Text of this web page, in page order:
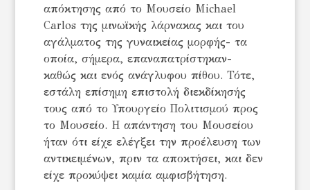
απόκτησης από το Μουσείο Michael
Carlos της μινωϊκής λάρνακας και του
αγάλματος της γυναικείας μορφής- τα
οποία, σήμερα, επαναπατρίστηκαν-
καθώς και ενός ανάγλυφου πίθου. Τότε,
εστάλη επίσημη επιστολή διεκδίκησής
τους από το Υπουργείο Πολιτισμού προς
το Μουσείο. Η απάντηση του Μουσείου
ήταν ότι είχε ελέγξει την προέλευση των
αντικειμένων, πριν τα αποκτήσει, και δεν
είχε προκύψει καμία αμφισβήτηση.